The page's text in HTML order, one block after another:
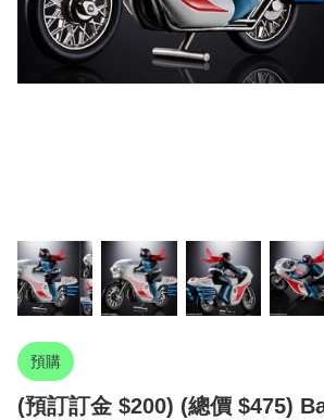
預購
(預訂訂金 $200) (總價 $475)